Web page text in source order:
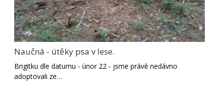
Naučná - útěky psa v lese.
Brigitku dle datumu - únor 22 - jsme právě nedávno
adoptovali ze…